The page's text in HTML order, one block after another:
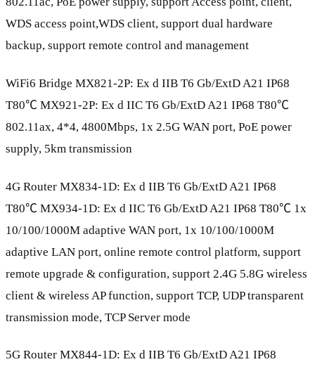
WDS access point,WDS client, support dual hardware
backup, support remote control and management
WiFi6 Bridge MX821-2P: Ex d IIB T6 Gb/ExtD A21 IP68
T80℃ MX921-2P: Ex d IIC T6 Gb/ExtD A21 IP68 T80℃
802.11ax, 4*4, 4800Mbps, 1x 2.5G WAN port, PoE power
supply, 5km transmission
4G Router MX834-1D: Ex d IIB T6 Gb/ExtD A21 IP68
T80℃ MX934-1D: Ex d IIC T6 Gb/ExtD A21 IP68 T80℃ 1x
10/100/1000M adaptive WAN port, 1x 10/100/1000M
adaptive LAN port, online remote control platform, support
remote upgrade & configuration, support 2.4G 5.8G wireless
client & wireless AP function, support TCP, UDP transparent
transmission mode, TCP Server mode
5G Router MX844-1D: Ex d IIB T6 Gb/ExtD A21 IP68